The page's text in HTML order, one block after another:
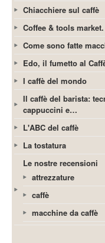
Chiacchiere sul caffè
Coffee & tools market.
Come sono fatte
Edo, il fumetto al
I caffè del mondo
Il caffè del barista:
cappuccini e…
L'ABC del caffè
La tostatura
Le nostre recensioni
attrezzature
caffè
macchine da caffè